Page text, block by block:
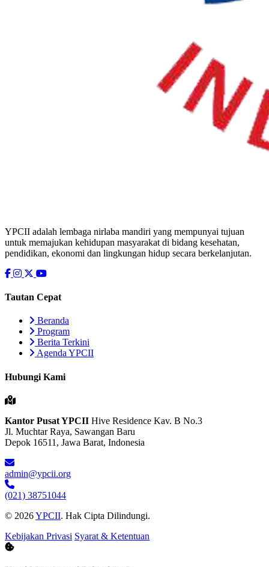
YPCII adalah lembaga nirlaba mandiri yang mempunyai tujuan
untuk memajukan kehidupan masyarakat di bidang kesehatan,
pendidikan, ekonomi dan lingkungan hidup secara berkelanjutan.
Tautan Cepat
Beranda
Program
Berita Terkini
Agenda YPCII
Hubungi Kami
Kantor Pusat YPCII Hive Residence Kav. B No.3
Jl. Muchtar Raya, Sawangan Baru
Depok 16511, Jawa Barat, Indonesia
admin@ypcii.org
(021) 38751044
© 2026YPCII. Hak Cipta Dilindungi.
Kebijakan Privasi Syarat & Ketentuan